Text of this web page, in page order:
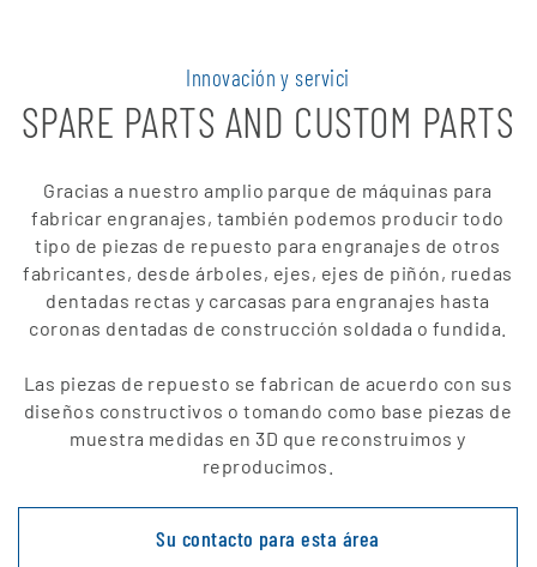
SPARE PARTS AND CUSTOM PARTS
Innovación y servici
Gracias a nuestro amplio parque de máquinas para
fabricar engranajes, también podemos producir todo
tipo de piezas de repuesto para engranajes de otros
fabricantes, desde árboles, ejes, ejes de piñón, ruedas
dentadas rectas y carcasas para engranajes hasta
coronas dentadas de construcción soldada o fundida.
Las piezas de repuesto se fabrican de acuerdo con sus
diseños constructivos o tomando como base piezas de
muestra medidas en 3D que reconstruimos y
reproducimos.
Su contacto para esta área